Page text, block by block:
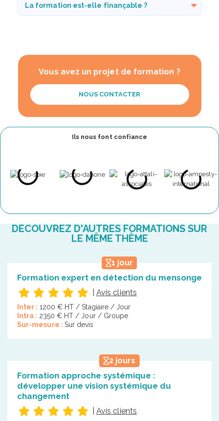
La formation est-elle finançable ?
Vous avez un projet de formation ?
NOUS CONTACTER
Ils nous font confiance
DÉCOUVREZ D'AUTRES FORMATIONS SUR
LE MÊME THÈME
1 jour
Formation expert en détection du mensonge
Avis clients
Inter : 1200 € HT / Stagiaire / Jour
Intra : 2350 € HT / Jour / Groupe
Sur-mesure : Sur devis
2 jours
Formation approche systémique :
développer une vision systémique du
changement
Avis clients